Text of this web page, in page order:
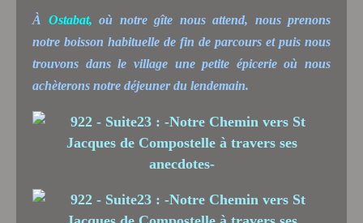
À Ostabat, où notre gîte nous attend, nous prenons
notre boisson habituelle de fin de parcours et puis nous
trouvons dans le village une petite épicerie où nous
achèterons notre déjeuner du lendemain.